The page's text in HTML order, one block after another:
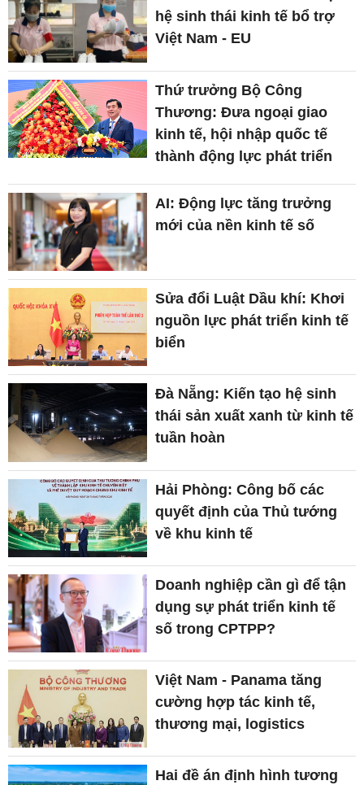
hệ sinh thái kinh tế bổ trợ
Việt Nam - EU
Thứ trưởng Bộ Công
Thương: Đưa ngoại giao
kinh tế, hội nhập quốc tế
thành động lực phát triển
AI: Động lực tăng trưởng
mới của nền kinh tế số
Sửa đổi Luật Dầu khí: Khơi
nguồn lực phát triển kinh tế
biển
Đà Nẵng: Kiến tạo hệ sinh
thái sản xuất xanh từ kinh tế
tuần hoàn
Hải Phòng: Công bố các
quyết định của Thủ tướng
về khu kinh tế
Doanh nghiệp cần gì để tận
dụng sự phát triển kinh tế
số trong CPTPP?
Việt Nam - Panama tăng
cường hợp tác kinh tế,
thương mại, logistics
Hai đề án định hình tương